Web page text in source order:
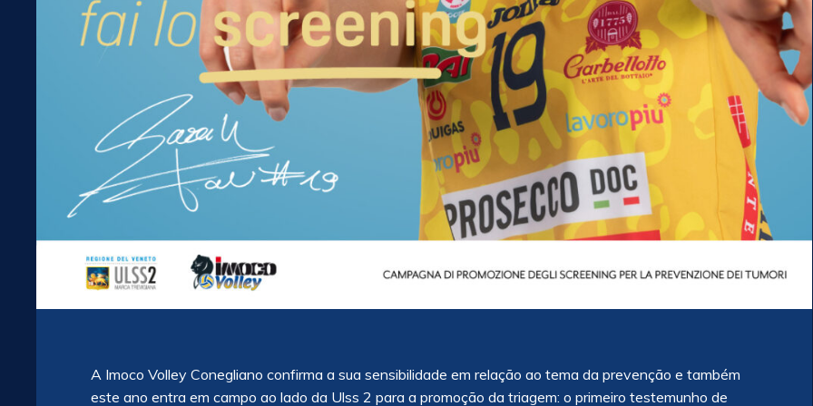
A Imoco Volley Conegliano confirma a sua sensibilidade em relação ao tema da prevenção e também
este ano entra em campo ao lado da Ulss 2 para a promoção da triagem: o primeiro testemunho de